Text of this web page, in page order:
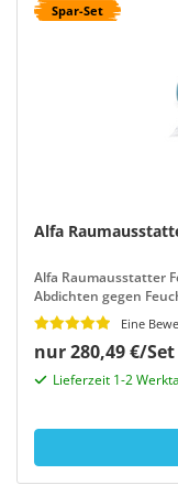
Spar-Set
Alfa
Alfa Raumausstatter
Abdichten gegen
Eine
nur 280,49 €/Set
Lieferzeit 1-2